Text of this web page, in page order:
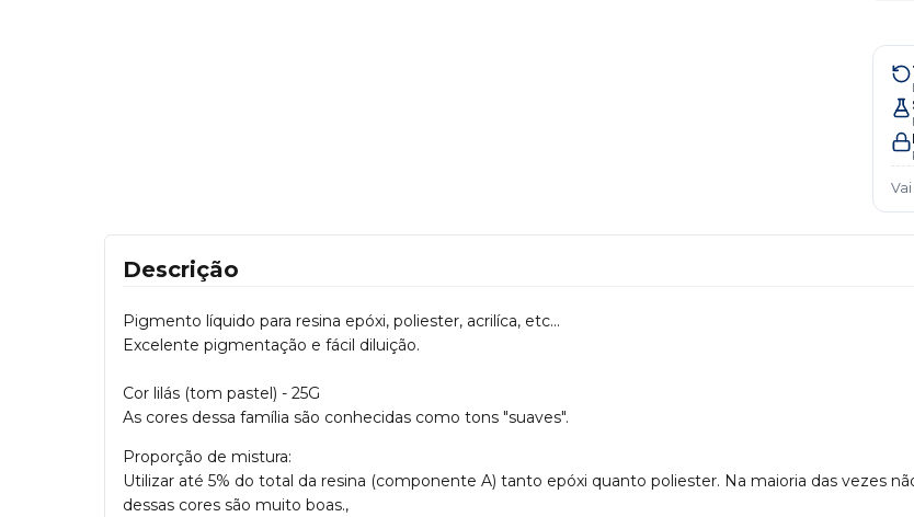
Descrição
Pigmento líquido para resina epóxi, poliester, acrilíca, etc...
Excelente pigmentação e fácil diluição.
Cor lilás (tom pastel) - 25G
As cores dessa família são conhecidas como tons "suaves".
Proporção de mistura:
Utilizar até 5% do total da resina (componente A) tanto epóxi quanto poliester. Na maioria das vezes
dessas cores são muito boas.,